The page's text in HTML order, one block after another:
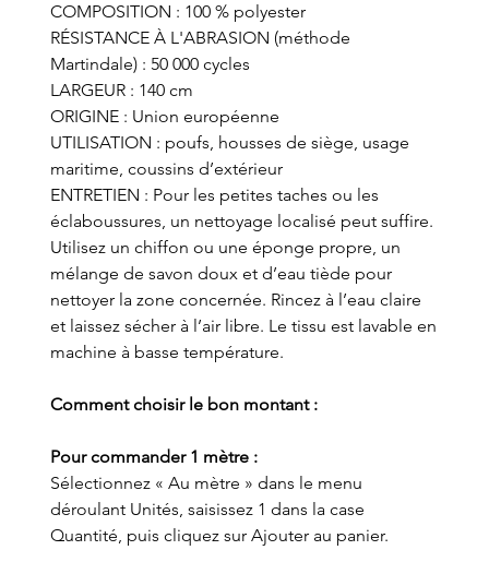
COMPOSITION : 100 % polyester
RÉSISTANCE À L'ABRASION (méthode
Martindale) : 50 000 cycles
LARGEUR : 140 cm
ORIGINE : Union européenne
UTILISATION : poufs, housses de siège, usage
maritime, coussins d’extérieur
ENTRETIEN : Pour les petites taches ou les
éclaboussures, un nettoyage localisé peut suffire.
Utilisez un chiffon ou une éponge propre, un
mélange de savon doux et d’eau tiède pour
nettoyer la zone concernée. Rincez à l’eau claire
et laissez sécher à l’air libre. Le tissu est lavable en
machine à basse température.
Comment choisir le bon montant :
Pour commander 1 mètre :
Sélectionnez « Au mètre » dans le menu
déroulant Unités, saisissez 1 dans la case
Quantité, puis cliquez sur Ajouter au panier.